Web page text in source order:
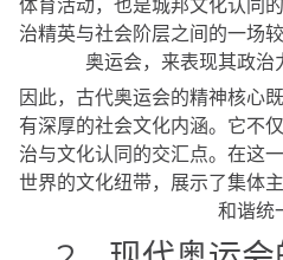
治精英与社会阶层之间的一场
奥运会，来表现其政治
因此，古代奥运会的精神核心
有深厚的社会文化内涵。它不
治与文化认同的交汇点。在这
世界的文化纽带，展示了集体
和谐统